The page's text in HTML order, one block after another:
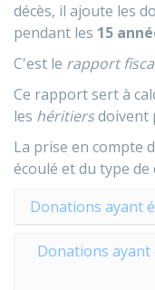
décès, il ajoute les
pendant les 15
C'est le rapport
Ce rapport sert à
les héritiersdoivent
La prise en compte
écoulé et du type de
Donations ayant
Donations ayant